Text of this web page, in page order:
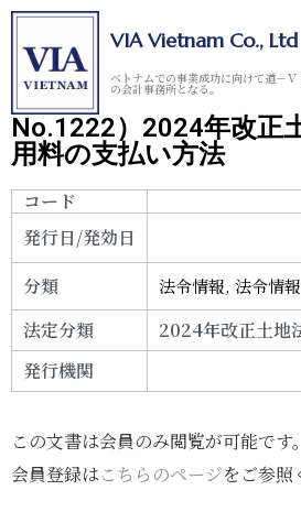
VIA Vietnam Co., Ltd
ベトナムでの事業成功に向けて道－
の会計事務所となる。
No.1222）2024年改正
用料の支払い方法
コード
発行日/発効日
分類
法令情報,法令情
法定分類
2024年改正土地
発行機関
この文書は会員のみ閲覧が可能です。
会員登録はこちらのページをご参照